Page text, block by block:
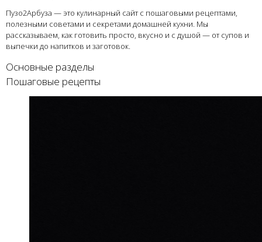
Пузо2Арбуза — это кулинарный сайт с пошаговыми рецептами,
полезными советами и секретами домашней кухни. Мы
рассказываем, как готовить просто, вкусно и с душой — от супов и
выпечки до напитков и заготовок.
Основные разделы
Пошаговые рецепты